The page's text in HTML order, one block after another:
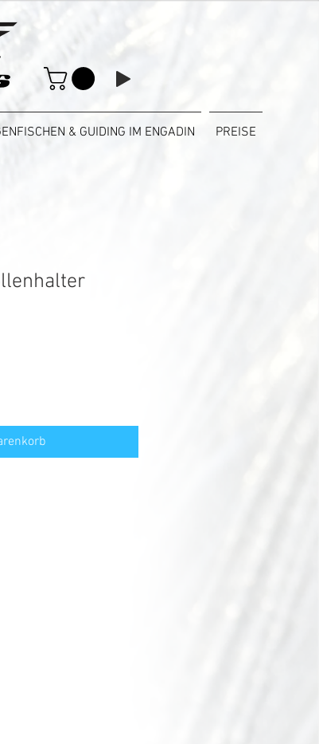
& GUIDING IM ENGADIN PREISE